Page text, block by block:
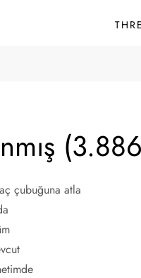
çubuğuna atla